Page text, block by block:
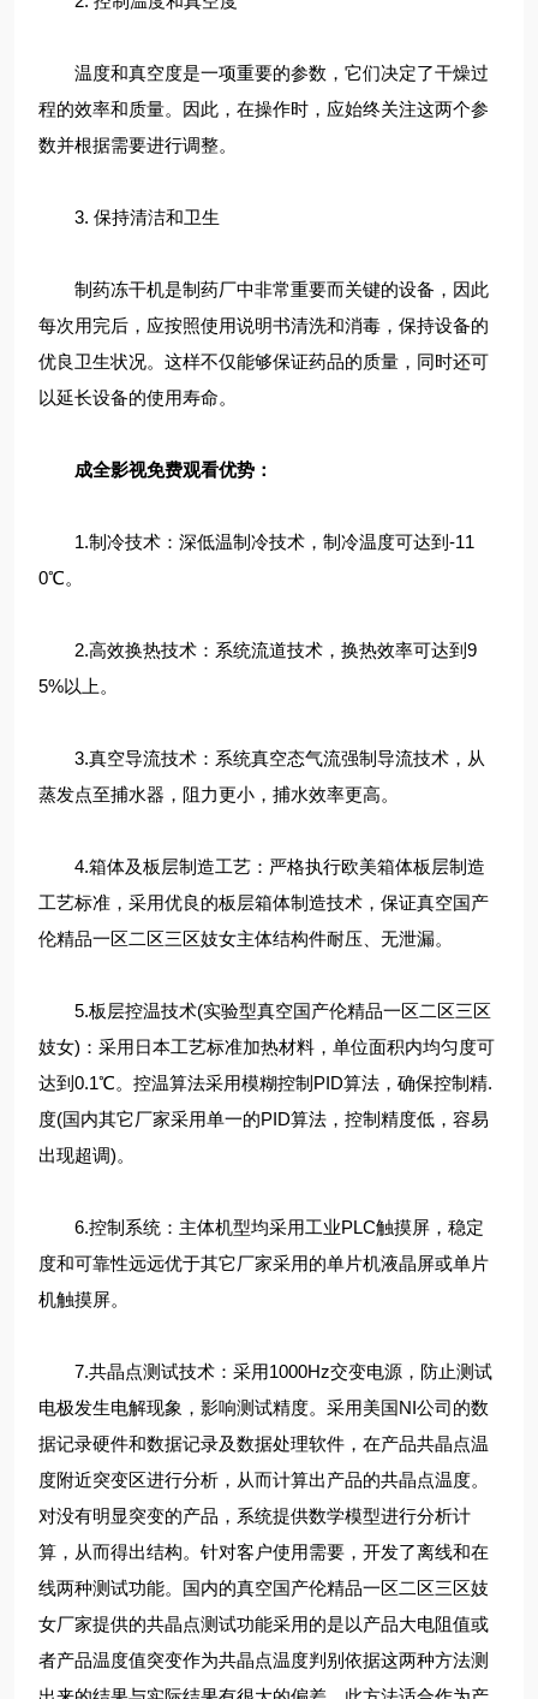
温度和真空度是一项重要的参数，它们决定了干燥过
程的效率和质量。因此，在操作时，应始终关注这两个参
数并根据需要进行调整。
3. 保持清洁和卫生
制药冻干机是制药厂中非常重要而关键的设备，因此
每次用完后，应按照使用说明书清洗和消毒，保持设备的
优良卫生状况。这样不仅能够保证药品的质量，同时还可
以延长设备的使用寿命。
成全影视免费观看优势：
1.制冷技术：深低温制冷技术，制冷温度可达到-11
0℃。
2.高效换热技术：系统流道技术，换热效率可达到9
5%以上。
3.真空导流技术：系统真空态气流强制导流技术，从
蒸发点至捕水器，阻力更小，捕水效率更高。
4.箱体及板层制造工艺：严格执行欧美箱体板层制造
工艺标准，采用优良的板层箱体制造技术，保证真空国产
伦精品一区二区三区妓女主体结构件耐压、无泄漏。
5.板层控温技术(实验型真空国产伦精品一区二区三区
妓女)：采用日本工艺标准加热材料，单位面积内均匀度可
达到0.1℃。控温算法采用模糊控制PID算法，确保控制精.
度(国内其它厂家采用单一的PID算法，控制精度低，容易
出现超调)。
6.控制系统：主体机型均采用工业PLC触摸屏，稳定
度和可靠性远远优于其它厂家采用的单片机液晶屏或单片
机触摸屏。
7.共晶点测试技术：采用1000Hz交变电源，防止测试
电极发生电解现象，影响测试精度。采用美国NI公司的数
据记录硬件和数据记录及数据处理软件，在产品共晶点温
度附近突变区进行分析，从而计算出产品的共晶点温度。
对没有明显突变的产品，系统提供数学模型进行分析计
算，从而得出结构。针对客户使用需要，开发了离线和在
线两种测试功能。国内的真空国产伦精品一区二区三区妓
女厂家提供的共晶点测试功能采用的是以产品大电阻值或
者产品温度值突变作为共晶点温度判别依据这两种方法测